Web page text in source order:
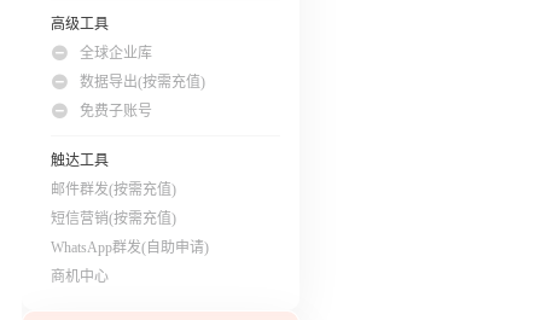
高级工具
全球企业库
数据导出(按需充值)
免费子账号
触达工具
邮件群发(按需充值)
短信营销(按需充值)
WhatsApp群发(自助申请)
商机中心